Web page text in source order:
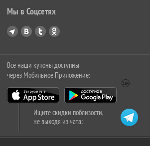
Мы в Соцсетях
Все наши купоны доступны
через Мобильное Приложение:
Ищите скидки поблизости,
не выходя из чата: